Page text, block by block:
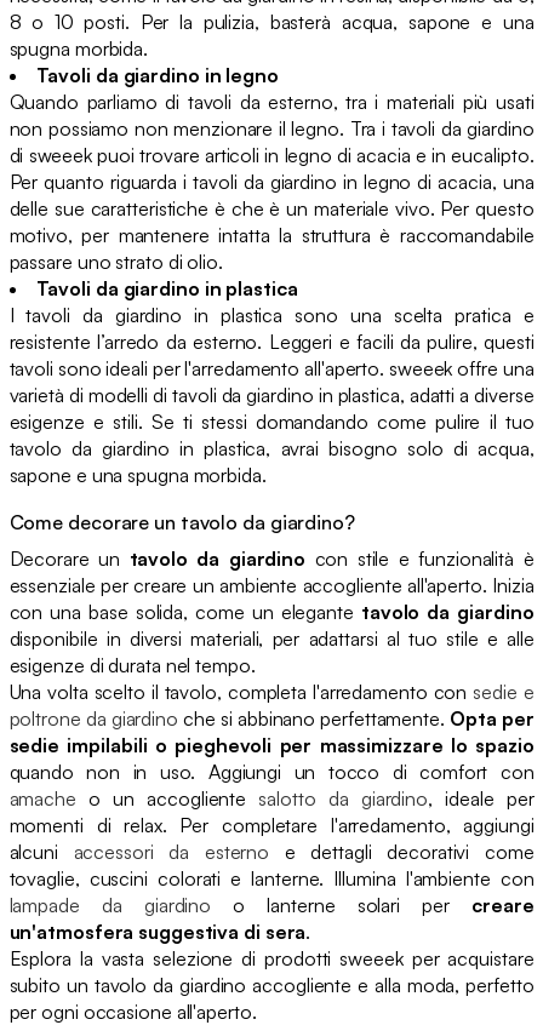
8 o 10 posti. Per la pulizia, basterà acqua, sapone e una
spugna morbida.
Tavoli da giardino in legno
Quando parliamo di tavoli da esterno, tra i materiali più usati
non possiamo non menzionare il legno. Tra i tavoli da giardino
di sweeek puoi trovare articoli in legno di acacia e in eucalipto.
Per quanto riguarda i tavoli da giardino in legno di acacia, una
delle sue caratteristiche è che è un materiale vivo. Per questo
motivo, per mantenere intatta la struttura è raccomandabile
passare uno strato di olio.
Tavoli da giardino in plastica
I tavoli da giardino in plastica sono una scelta pratica e
resistente l’arredo da esterno. Leggeri e facili da pulire, questi
tavoli sono ideali per l'arredamento all'aperto. sweeek offre una
varietà di modelli di tavoli da giardino in plastica, adatti a diverse
esigenze e stili. Se ti stessi domandando come pulire il tuo
tavolo da giardino in plastica, avrai bisogno solo di acqua,
sapone e una spugna morbida.
Come decorare un tavolo da giardino?
Decorare un tavolo da giardino con stile e funzionalità è
essenziale per creare un ambiente accogliente all'aperto. Inizia
con una base solida, come un elegante tavolo da giardino
disponibile in diversi materiali, per adattarsi al tuo stile e alle
esigenze di durata nel tempo.
Una volta scelto il tavolo, completa l'arredamento con sedie e
poltrone da giardino che si abbinano perfettamente. Opta per
sedie impilabili o pieghevoli per massimizzare lo spazio
quando non in uso. Aggiungi un tocco di comfort con
amache o un accogliente salotto da giardino, ideale per
momenti di relax. Per completare l'arredamento, aggiungi
alcuni accessori da esterno e dettagli decorativi come
tovaglie, cuscini colorati e lanterne. Illumina l'ambiente con
lampade da giardino o lanterne solari per creare
un'atmosfera suggestiva di sera.
Esplora la vasta selezione di prodotti sweeek per acquistare
subito un tavolo da giardino accogliente e alla moda, perfetto
per ogni occasione all'aperto.